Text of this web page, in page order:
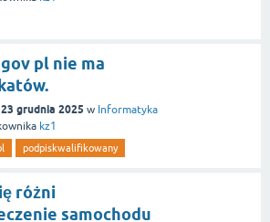
pl nie ma
23 grudnia 2025 w Informatyka
kz1
podpiskwalifikowany
różni
samochodu